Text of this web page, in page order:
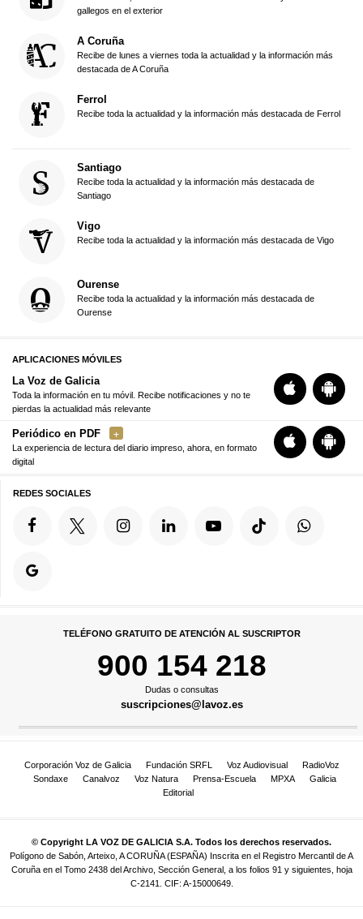
gallegos en el exterior
A Coruña
Recibe de lunes a viernes toda la actualidad y la información más
destacada de A Coruña
Ferrol
Recibe toda la actualidad y la información más destacada de Ferrol
Santiago
Recibe toda la actualidad y la información más destacada de
Santiago
Vigo
Recibe toda la actualidad y la información más destacada de Vigo
Ourense
Recibe toda la actualidad y la información más destacada de
Ourense
APLICACIONES MÓVILES
La Voz de Galicia
Toda la información en tu móvil. Recibe notificaciones y no te
pierdas la actualidad más relevante
Periódico en PDF
La experiencia de lectura del diario impreso, ahora, en formato
digital
REDES SOCIALES
TELÉFONO GRATUITO DE ATENCIÓN AL SUSCRIPTOR
900 154 218
Dudas o consultas
suscripciones@lavoz.es
Corporación Voz de Galicia Fundación SRFL Voz Audiovisual
RadioVoz
Sondaxe
Canalvoz Voz Natura Prensa-Escuela MPXA
Galicia
Editorial
© Copyright LA VOZ DE GALICIA S.A. Todos los derechos reservados.
Polígono de Sabón, Arteixo, A CORUÑA (ESPAÑA) Inscrita en el Registro Mercantil de A
Coruña en el Tomo 2438 del Archivo, Sección General, a los folios 91 y siguientes, hoja
C-2141. CIF: A-15000649.